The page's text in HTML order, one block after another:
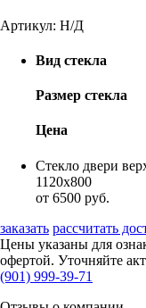
Артикул: Н/Д
Вид стекла
Размер стекла
Цена
Стекло двери
1120х800
от 6500 руб.
заказать рассчитать
Цены указаны для
офертой. Уточняйте
(901) 999-39-71